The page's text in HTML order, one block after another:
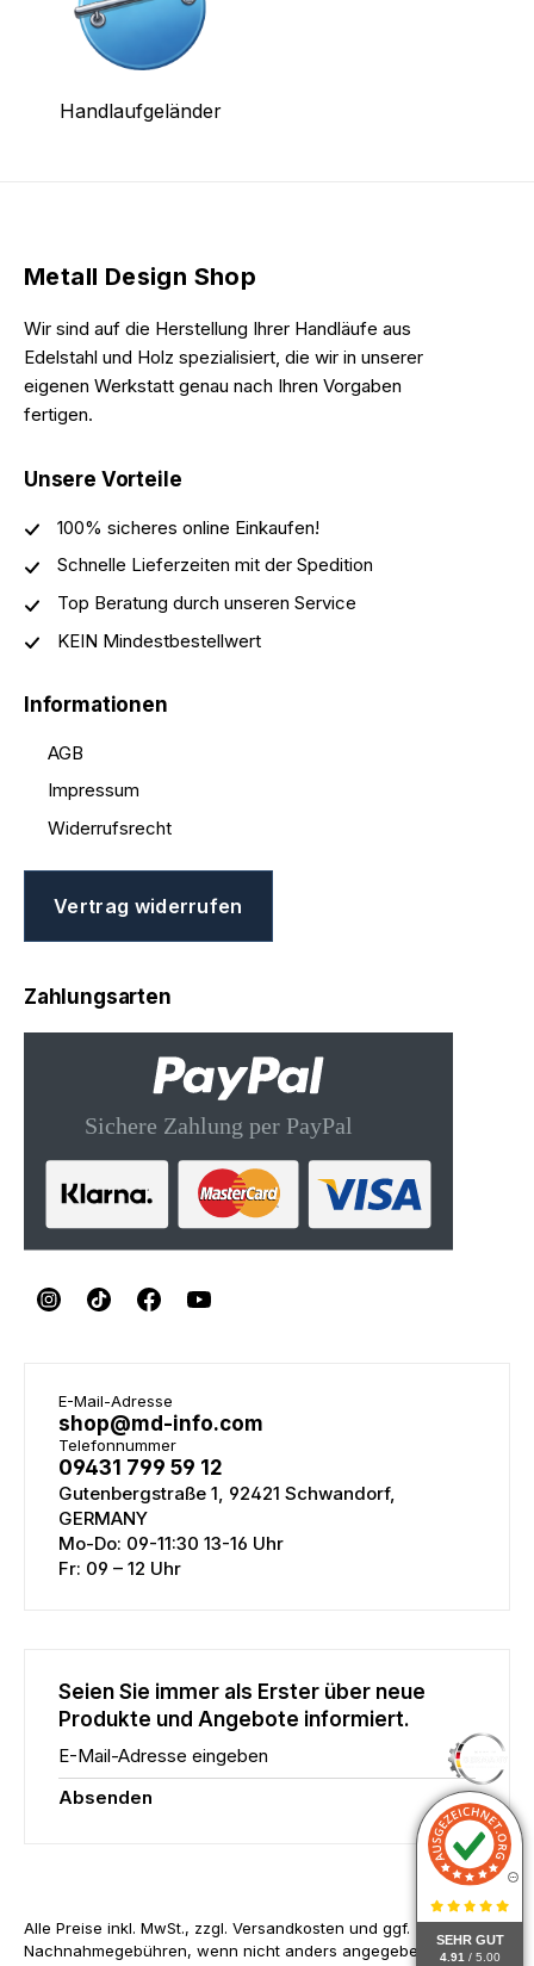
SEHR GUT
4.91 / 5.00
Handlaufgeländer
Metall Design Shop
Wir sind auf die Herstellung Ihrer Handläufe aus
Edelstahl und Holz spezialisiert, die wir in unserer
eigenen Werkstatt genau nach Ihren Vorgaben
fertigen.
Unsere Vorteile
100% sicheres online Einkaufen!
Schnelle Lieferzeiten mit der Spedition
Top Beratung durch unseren Service
KEIN Mindestbestellwert
Informationen
AGB
Impressum
Widerrufsrecht
Vertrag widerrufen
Zahlungsarten
E-Mail-Adresse
shop@md-info.com
Telefonnummer
09431 799 59 12
Gutenbergstraße 1, 92421 Schwandorf,
GERMANY
Mo-Do: 09-11:30 13-16 Uhr
Fr: 09 – 12 Uhr
Seien Sie immer als Erster über neue
Produkte und Angebote informiert.
E-Mail-Adresse eingeben
Absenden
Alle Preise inkl. MwSt., zzgl. Versandkosten und ggf.
Nachnahmegebühren, wenn nicht anders angegeben.